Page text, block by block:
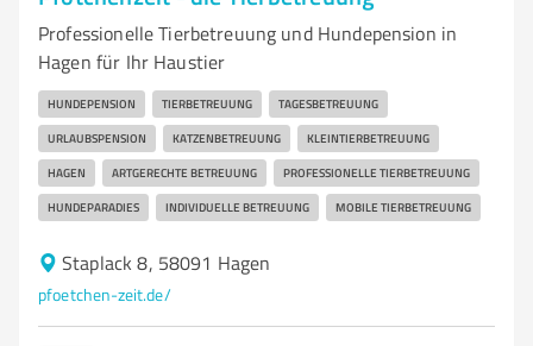
Professionelle Tierbetreuung und Hundepension in
Hagen für Ihr Haustier
HUNDEPENSION TIERBETREUUNG TAGESBETREUUNG
URLAUBSPENSION KATZENBETREUUNG KLEINTIERBETREUUNG
HAGEN ARTGERECHTE BETREUUNG PROFESSIONELLE TIERBETREUUNG
HUNDEPARADIES INDIVIDUELLE BETREUUNG MOBILE TIERBETREUUNG
Staplack 8, 58091 Hagen
pfoetchen-zeit.de/